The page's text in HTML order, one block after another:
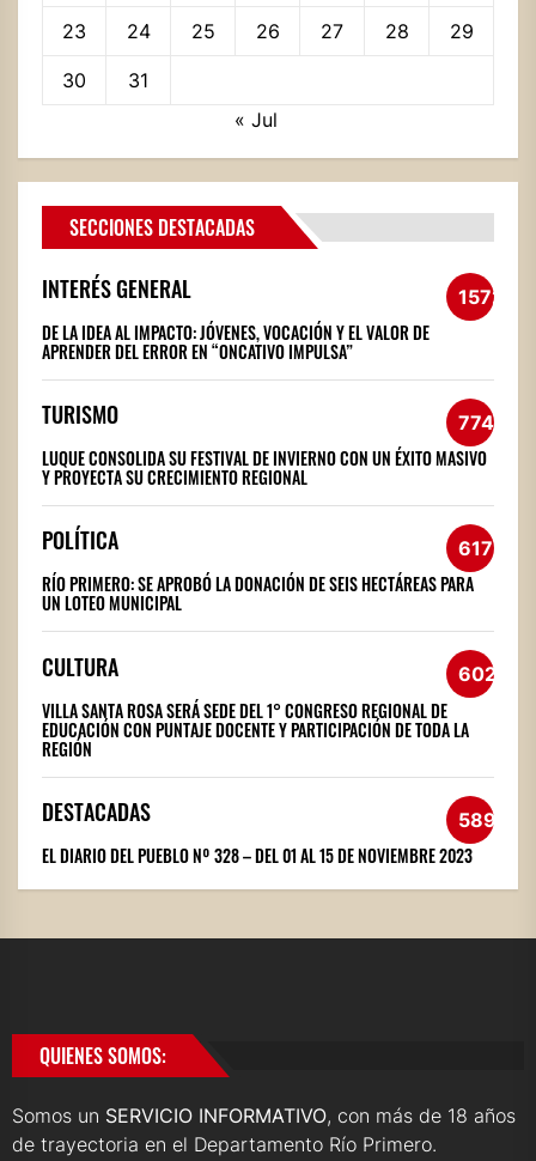
23 24 25 26 27 28 29
30
31
« Jul
SECCIONES DESTACADAS
INTERÉS GENERAL 1572
DE LA IDEA AL IMPACTO: JÓVENES, VOCACIÓN Y EL VALOR DE
APRENDER DEL ERROR EN “ONCATIVO IMPULSA”
TURISMO 774
LUQUE CONSOLIDA SU FESTIVAL DE INVIERNO CON UN ÉXITO MASIVO
Y PROYECTA SU CRECIMIENTO REGIONAL
POLÍTICA 617
RÍO PRIMERO: SE APROBÓ LA DONACIÓN DE SEIS HECTÁREAS PARA
UN LOTEO MUNICIPAL
CULTURA 602
VILLA SANTA ROSA SERÁ SEDE DEL 1° CONGRESO REGIONAL DE
EDUCACIÓN CON PUNTAJE DOCENTE Y PARTICIPACIÓN DE TODA LA
REGIÓN
DESTACADAS 589
EL DIARIO DEL PUEBLO Nº 328 – DEL 01 AL 15 DE NOVIEMBRE 2023
QUIENES SOMOS:
Somos un SERVICIO INFORMATIVO, con más de 18 años
de trayectoria en el Departamento Río Primero.